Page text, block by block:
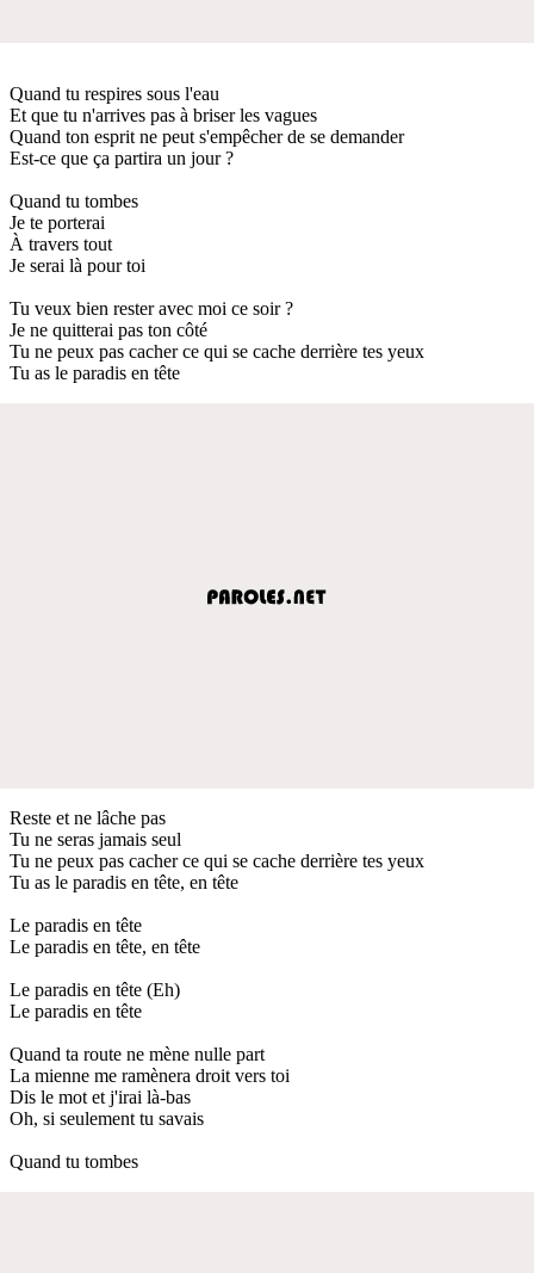
Quand tu respires sous l'eau
Et que tu n'arrives pas à briser les vagues
Quand ton esprit ne peut s'empêcher de se demander
Est-ce que ça partira un jour ?
Quand tu tombes
Je te porterai
À travers tout
Je serai là pour toi
Tu veux bien rester avec moi ce soir ?
Je ne quitterai pas ton côté
Tu ne peux pas cacher ce qui se cache derrière tes yeux
Tu as le paradis en tête
Reste et ne lâche pas
Tu ne seras jamais seul
Tu ne peux pas cacher ce qui se cache derrière tes yeux
Tu as le paradis en tête, en tête
Le paradis en tête
Le paradis en tête, en tête
Le paradis en tête (Eh)
Le paradis en tête
Quand ta route ne mène nulle part
La mienne me ramènera droit vers toi
Dis le mot et j'irai là-bas
Oh, si seulement tu savais
Quand tu tombes